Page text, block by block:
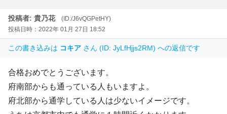
投稿者: 貴乃花
(ID:/J6vQGPetHY)
投稿日時：2022年 01月 27日 18:52
この書き込みは コキア さん (ID: JyLfHjjs2RM) への返信です
合格おめでとうございます。
府南部からも通っている人もいますよ。
府北部から通学している人は少ないイメージです。